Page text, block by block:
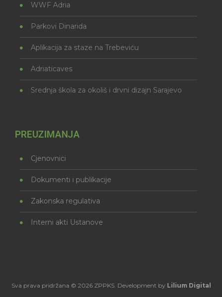
WWF Adria
Parkovi Dinarida
Aplikacija za staze na Trebeviću
Adriaticaves
Srednja škola za okoliš i drvni dizajn Sarajevo
PREUZIMANJA
Cjenovnici
Dokumenti i publikacije
Zakonska regulativa
Interni akti Ustanove
Sva prava pridržana © 2026 ZPPKS. Development byLilium Digital